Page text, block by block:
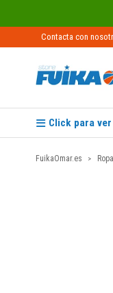
Contacta con
Click para
FuikaOmar.es